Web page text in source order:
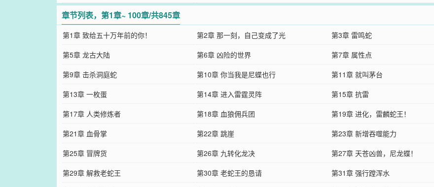
章节列表，第1章~ 100章/共845章
第1章 致给五十万年前的你！ 第2章 那一刻，自己变成了光 第3章 雷鸣蛇
第5章 龙古大陆
第6章 凶险的世界 第7章 属性点
第9章 击杀洞庭蛇
第10章 你当我是尼蝶也行 第11章 就叫茅台
第13章 一枚蛋
第14章 进入雷霆灵阵 第15章 抗雷
第17章 人类修炼者
第18章 血狼佣兵团 第19章 进化，雷麟蛇王！
第21章 血骨掌
第22章 跳崖 第23章 新增吞噬能力
第25章 冒牌货
第26章 九转化龙决 第27章 天苍凶兽，尼龙蝶！
第29章 解救老蛇王
第30章 老蛇王的恳请 第31章 强行蹚浑水